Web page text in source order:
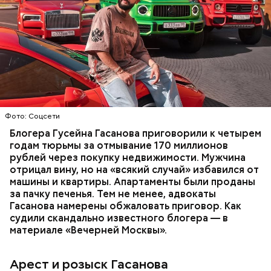
Фото: Соцсети
Блогера Гусейна Гасанова приговорили к четырем
годам тюрьмы за отмывание 170 миллионов
рублей через покупку недвижимости. Мужчина
отрицал вину, но на «всякий случай» избавился от
машины и квартиры. Апартаменты были проданы
за пачку печенья. Тем не менее, адвокаты
Гасанова намерены обжаловать приговор. Как
судили скандально известного блогера — в
материале «Вечерней Москвы».
Арест и розыск Гасанова
В мае 2025 года МВД РФ объявило в
международный розыскблогера Гусейна Гасанова.
В его отношении возбудили уголовное дело о
неуплате налогов и легализации преступных
доходов в особо крупном размере. В тот же день
мужчину заочно арестовали.
НАЛОГИ ПОИСК ЛЮДЕЙ ДЕНЬГИ
МВД
ГАСАН ГУСЕЙНОВ
Молодого человека задержали. На первом же
допросе он признался, что планировал отравить
только отчима. Тогда следователи посчитали, что
мотивом преступления была квартира родителей,
которая в случае их смерти перешла бы сыну. Но
спустя несколько дней Миссюра заявил, что ранее
уже травил других людей.